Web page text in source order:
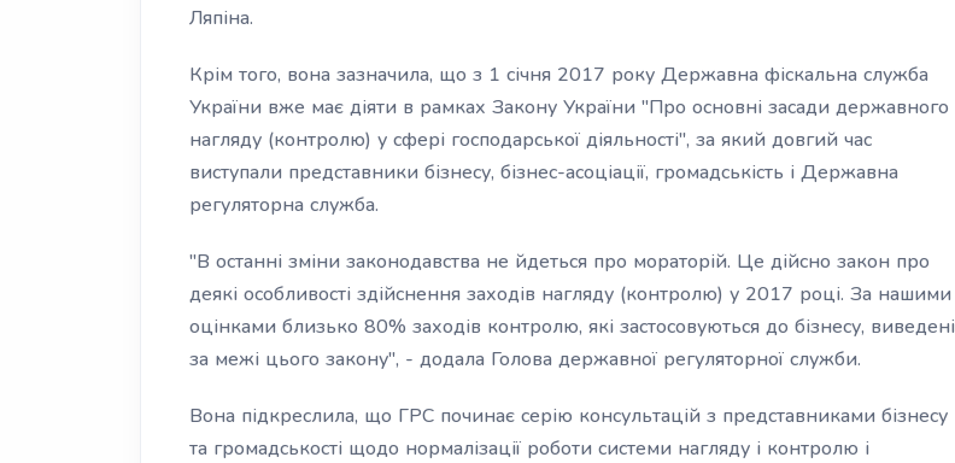
Ляпіна.
Крім того, вона зазначила, що з 1 січня 2017 року Державна фіскальна служба
України вже має діяти в рамках Закону України "Про основні засади державного
нагляду (контролю) у сфері господарської діяльності", за який довгий час
виступали представники бізнесу, бізнес-асоціації, громадськість і Державна
регуляторна служба.
"В останні зміни законодавства не йдеться про мораторій. Це дійсно закон про
деякі особливості здійснення заходів нагляду (контролю) у 2017 році. За нашими
оцінками близько 80% заходів контролю, які застосовуються до бізнесу, виведені
за межі цього закону", - додала Голова державної регуляторної служби.
Вона підкреслила, що ГРС починає серію консультацій з представниками бізнесу
та громадськості щодо нормалізації роботи системи нагляду і контролю і